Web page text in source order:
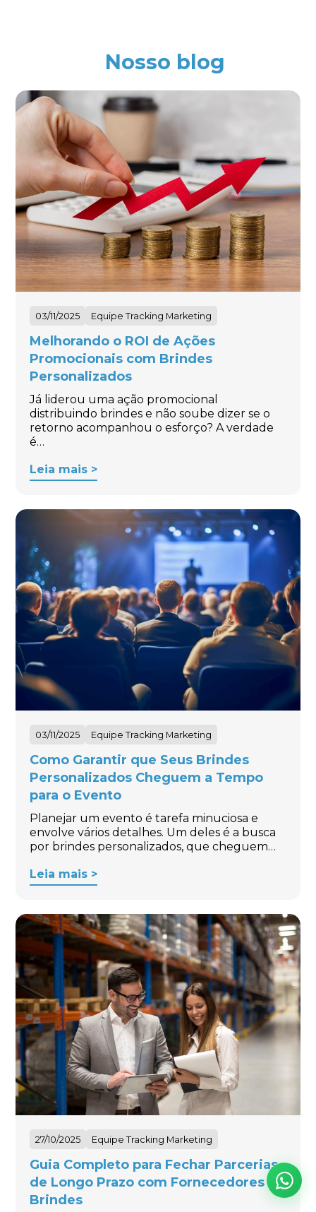
Nosso blog
03/11/2025 Equipe Tracking Marketing
Melhorando o ROI de Ações
Promocionais com Brindes
Personalizados
Já liderou uma ação promocional
distribuindo brindes e não soube dizer se o
retorno acompanhou o esforço? A verdade
é…
Leia mais >
03/11/2025 Equipe Tracking Marketing
Como Garantir que Seus Brindes
Personalizados Cheguem a Tempo
para o Evento
Planejar um evento é tarefa minuciosa e
envolve vários detalhes. Um deles é a busca
por brindes personalizados, que cheguem…
Leia mais >
27/10/2025 Equipe Tracking Marketing
Guia Completo para Fechar Parcerias
de Longo Prazo com Fornecedores de
Brindes